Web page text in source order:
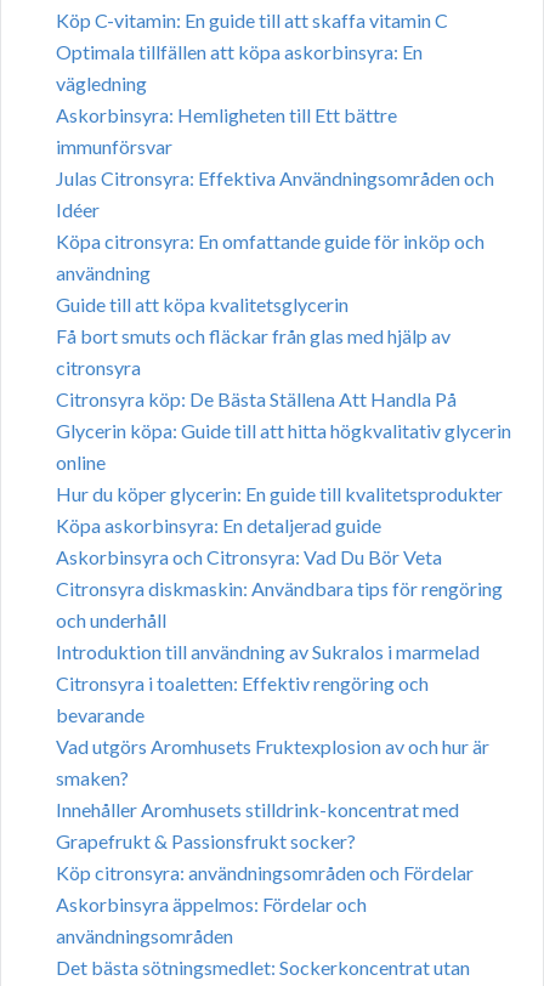
Köp C-vitamin: En guide till att skaffa vitamin C
Optimala tillfällen att köpa askorbinsyra: En
vägledning
Askorbinsyra: Hemligheten till Ett bättre
immunförsvar
Julas Citronsyra: Effektiva Användningsområden och
Idéer
Köpa citronsyra: En omfattande guide för inköp och
användning
Guide till att köpa kvalitetsglycerin
Få bort smuts och fläckar från glas med hjälp av
citronsyra
Citronsyra köp: De Bästa Ställena Att Handla På
Glycerin köpa: Guide till att hitta högkvalitativ glycerin
online
Hur du köper glycerin: En guide till kvalitetsprodukter
Köpa askorbinsyra: En detaljerad guide
Askorbinsyra och Citronsyra: Vad Du Bör Veta
Citronsyra diskmaskin: Användbara tips för rengöring
och underhåll
Introduktion till användning av Sukralos i marmelad
Citronsyra i toaletten: Effektiv rengöring och
bevarande
Vad utgörs Aromhusets Fruktexplosion av och hur är
smaken?
Innehåller Aromhusets stilldrink-koncentrat med
Grapefrukt & Passionsfrukt socker?
Köp citronsyra: användningsområden och Fördelar
Askorbinsyra äppelmos: Fördelar och
användningsområden
Det bästa sötningsmedlet: Sockerkoncentrat utan